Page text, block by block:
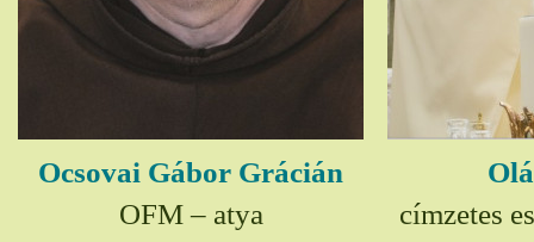
Ocsovai Gábor Grácián
OFM – atya
címzetes